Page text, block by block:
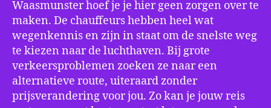
Waasmunster hoef je je hier geen zorgen over te
maken. De chauffeurs hebben heel wat
wegenkennis en zijn in staat om de snelste weg
te kiezen naar de luchthaven. Bij grote
verkeersproblemen zoeken ze naar een
alternatieve route, uiteraard zonder
prijsverandering voor jou. Zo kan je jouw reis